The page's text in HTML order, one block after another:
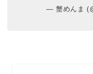
— 蟹めんま